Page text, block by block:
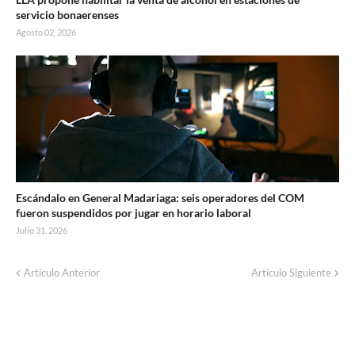
servicio bonaerenses
Agosto 02, 2026
Escándalo en General Madariaga: seis operadores del COM
fueron suspendidos por jugar en horario laboral
Julio 31, 2026
Artículo Anterior Artículo Siguiente